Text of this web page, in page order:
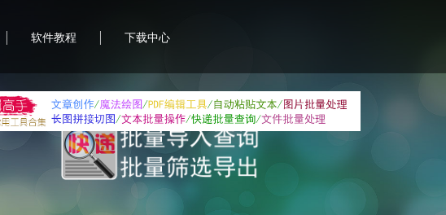
| 软件教程 | 下载中心